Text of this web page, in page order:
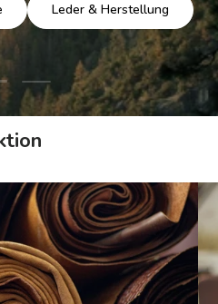
Leder & Herstellung
laden 1 von 2
Folie laden 2 von 2